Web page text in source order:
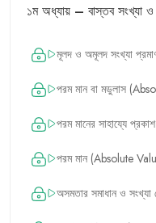
১ম অধ্যায় – বাস্তব সংখ্যা
মূলদ ও অমূলদ সংখ্যা
পরম মান বা মডুলাস
পরম মানের সাহায্যে প্রকাশ
পরম মান (Absolute
অসমতার সমাধান ও সংখ্যা